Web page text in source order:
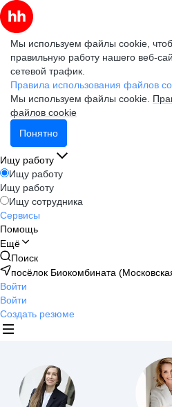
Мы используем файлы cookie,
правильную работу нашего веб-
сетевой трафик.
Правила использования файлов
Мы используем файлы cookie.
файлов cookie
Понятно
Ищу работу
Ищу работу
Ищу работу
Ищу сотрудника
Сервисы
Помощь
Ещё
Поиск
посёлок Биокомбината
Войти
Войти
Создать резюме